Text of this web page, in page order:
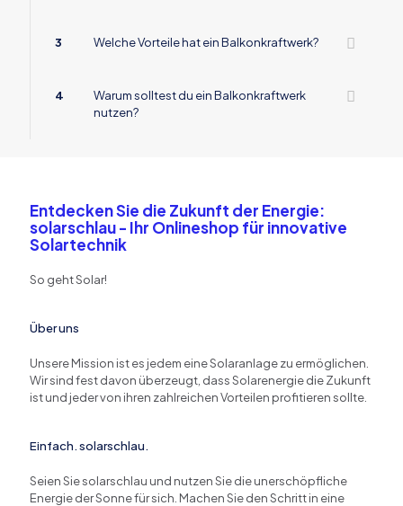
3 Welche Vorteile hat ein Balkonkraftwerk?
4
Warum solltest du ein Balkonkraftwerk
nutzen?
Entdecken Sie die Zukunft der Energie:
solarschlau - Ihr Onlineshop für innovative
Solartechnik
So geht Solar!
Über uns
Unsere Mission ist es jedem eine Solaranlage zu ermöglichen.
Wir sind fest davon überzeugt, dass Solarenergie die Zukunft
ist und jeder von ihren zahlreichen Vorteilen profitieren sollte.
Einfach. solarschlau.
Seien Sie solarschlau und nutzen Sie die unerschöpfliche
Energie der Sonne für sich. Machen Sie den Schritt in eine